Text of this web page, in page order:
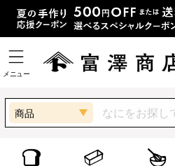
メニュー
商品